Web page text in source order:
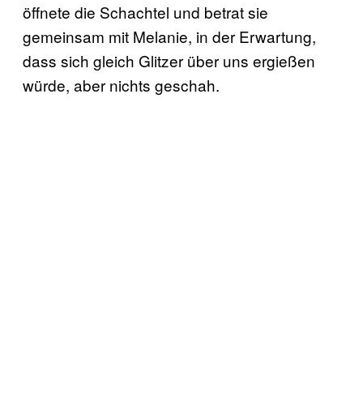
öffnete die Schachtel und betrat sie
gemeinsam mit Melanie, in der Erwartung,
dass sich gleich Glitzer über uns ergießen
würde, aber nichts geschah.